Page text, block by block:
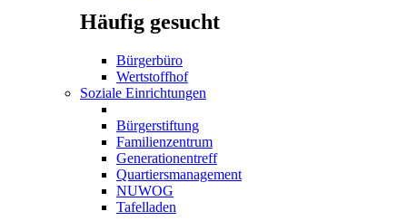
Häufig gesucht
Bürgerbüro
Wertstoffhof
Soziale Einrichtungen
Bürgerstiftung
Familienzentrum
Generationentreff
Quartiersmanagement
NUWOG
Tafelladen